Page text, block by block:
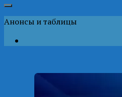
Анонсы и таблицы